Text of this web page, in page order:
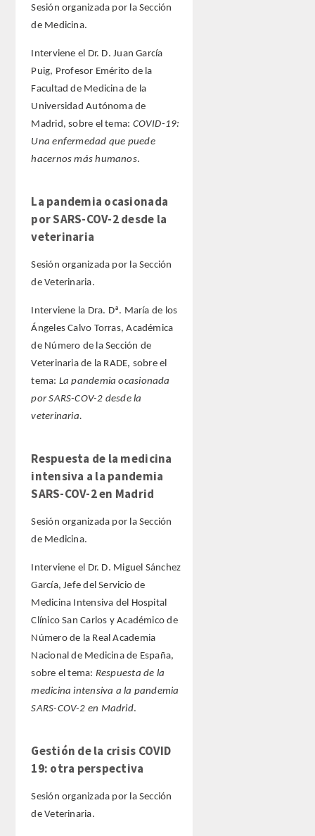
Sesión organizada por la Sección
de Medicina.
Interviene el Dr. D. Juan García
Puig, Profesor Emérito de la
Facultad de Medicina de la
Universidad Autónoma de
Madrid, sobre el tema: COVID-19:
Una enfermedad que puede
hacernos más humanos.
La pandemia ocasionada
por SARS-COV-2 desde la
veterinaria
Sesión organizada por la Sección
de Veterinaria.
Interviene la Dra. Dª. María de los
Ángeles Calvo Torras, Académica
de Número de la Sección de
Veterinaria de la RADE, sobre el
tema: La pandemia ocasionada
por SARS-COV-2 desde la
veterinaria.
Respuesta de la medicina
intensiva a la pandemia
SARS-COV-2 en Madrid
Sesión organizada por la Sección
de Medicina.
Interviene el Dr. D. Miguel Sánchez
García, Jefe del Servicio de
Medicina Intensiva del Hospital
Clínico San Carlos y Académico de
Número de la Real Academia
Nacional de Medicina de España,
sobre el tema: Respuesta de la
medicina intensiva a la pandemia
SARS-COV-2 en Madrid.
Gestión de la crisis COVID
19: otra perspectiva
Sesión organizada por la Sección
de Veterinaria.